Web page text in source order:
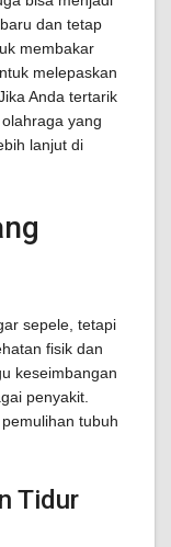
dan tetap
membakar
melepaskan
Anda tertarik
yang
lanjut di
sepele, tetapi
fisik dan
keseimbangan
penyakit.
tubuh
Tidur